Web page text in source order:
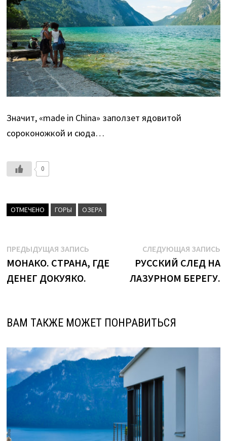
Значит, «made in China» заползет ядовитой
сороконожкой и сюда…
0
ОТМЕЧЕНО ГОРЫ ОЗЕРА
Навигация
по
записям
ПРЕДЫДУЩАЯ ЗАПИСЬ
запись:
МОНАКО. СТРАНА, ГДЕ
ДЕНЕГ ДОКУЯКО.
СЛЕДУЮЩАЯ ЗАПИСЬ
РУССКИЙ СЛЕД НА
ЛАЗУРНОМ БЕРЕГУ.
ВАМ ТАКЖЕ МОЖЕТ ПОНРАВИТЬСЯ